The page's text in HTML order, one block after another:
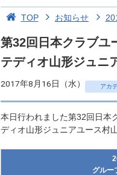
TOP お知らせ
第32回日本クラブユ
テディオ山形ジュニ
2017年8月16日（水） アカ
本日行われました第32回日本
ディオ山形ジュニアユース村
グルー